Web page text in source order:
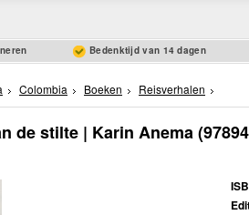
Bedenktijd van 14 dagen
Colombia Boeken Reisverhalen
de stilte | Karin Anema